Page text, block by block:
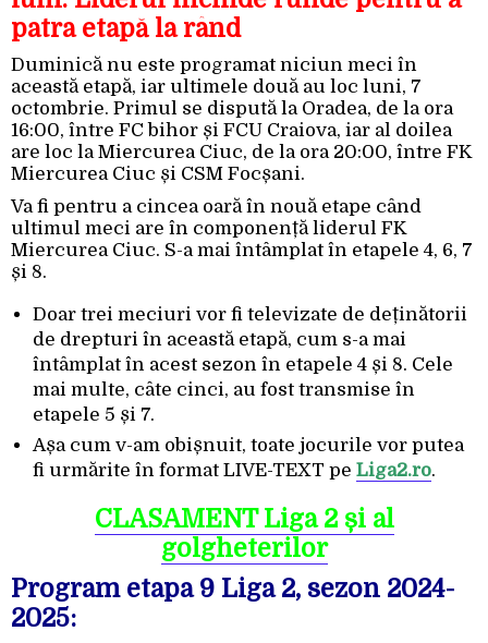
patra etapă la rând
Duminică nu este programat niciun meci în
această etapă, iar ultimele două au loc luni, 7
octombrie. Primul se dispută la Oradea, de la ora
16:00, între FC bihor și FCU Craiova, iar al doilea
are loc la Miercurea Ciuc, de la ora 20:00, între FK
Miercurea Ciuc și CSM Focșani.
Va fi pentru a cincea oară în nouă etape când
ultimul meci are în componență liderul FK
Miercurea Ciuc. S-a mai întâmplat în etapele 4, 6, 7
și 8.
Doar trei meciuri vor fi televizate de deținătorii
de drepturi în această etapă, cum s-a mai
întâmplat în acest sezon în etapele 4 și 8. Cele
mai multe, câte cinci, au fost transmise în
etapele 5 și 7.
Așa cum v-am obișnuit, toate jocurile vor putea
fi urmărite în format LIVE-TEXT pe Liga2.ro.
CLASAMENT Liga 2 și al
golgheterilor
Program etapa 9 Liga 2, sezon 2024-
2025: